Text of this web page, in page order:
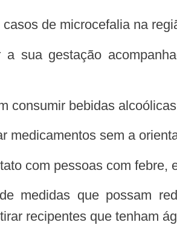
casos de microcefalia na
consumir bebidas
medicamentos sem a
com pessoas com
recipentes que tenham